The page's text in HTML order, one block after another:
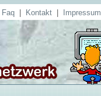
Faq Kontakt Impressum